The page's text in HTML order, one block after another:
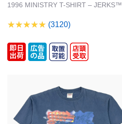
1996 MINISTRY T-SHIRT – JERKS™
(3120)